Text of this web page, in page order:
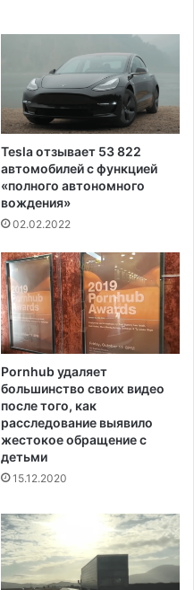
Tesla отзывает 53 822
автомобилей с функцией
«полного автономного
вождения»
02.02.2022
Pornhub удаляет
большинство своих видео
после того, как
расследование выявило
жестокое обращение с
детьми
15.12.2020